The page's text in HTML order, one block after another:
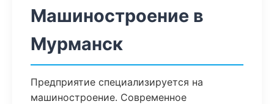
Машиностроение в
Мурманск
Предприятие специализируется на
машиностроение. Современное